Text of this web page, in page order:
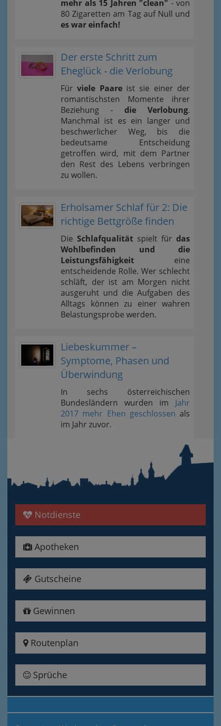
mehr als 15 Jahren "clean" - von
80 Zigaretten am Tag auf Null und
es war einfach!
Der erste Schritt zum
Eheglück - die Verlobung
Fürviele Paareist sie einer der
romantischsten Momente ihrer
Beziehung - die Verlobung.
Manchmal ist es ein langer und
beschwerlicher Weg, bis die
bedeutsame Entscheidung
getroffen wird, mit dem Partner
den Rest des Lebens verbringen
zu wollen.
Erholsamer Schlaf für 2: Die
richtige Bettgröße finden
Die Schlafqualität spielt für das
Wohlbefinden und die
Leistungsfähigkeit eine
entscheidende Rolle. Wer schlecht
schläft, der ist am Morgen nicht
ausgeruht und die Aufgaben des
Alltags können zu einer wahren
Belastungsprobe werden.
Liebeskummer –
Symptome, Phasen und
Überwindung
In sechs österreichischen
Bundesländern wurden im Jahr
2017 mehr Ehen geschlossen als
im Jahr zuvor.
Notdienste
Apotheken
Gutscheine
Gewinnen
Routenplan
Sprüche